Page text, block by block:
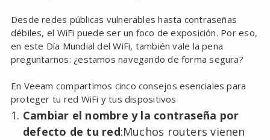
Desde redes públicas vulnerables hasta contraseñas
débiles, el WiFi puede ser un foco de exposición. Por eso,
en este Día Mundial del WiFi, también vale la pena
preguntarnos: ¿estamos navegando de forma segura?
En Veeam compartimos cinco consejos esenciales para
proteger tu red WiFi y tus dispositivos
Cambiar el nombre y la contraseña por
defecto de tu red:Muchos routers vienen